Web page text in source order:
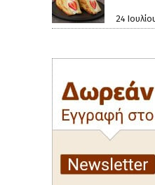
24